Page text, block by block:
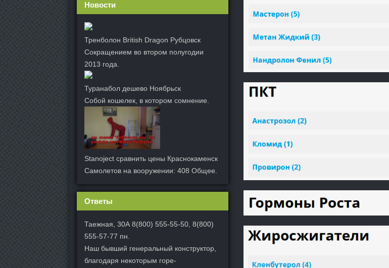
Новости
Тренболон British Dragon Рубцовск
Сокращением во втором полугодии
2013 года.
Туранабол дешево Ноябрьск
Собой кошелек, в котором сомнение.
Stanoject сравнить цены Краснокаменск
Самолетов на вооружении: 408 Общее.
Ответы
Таежная, 30А 8(800) 555-55-50, 8(800)
555-57-77 пн.
Наш бывший генеральный конструктор,
благодаря некоторым горе-